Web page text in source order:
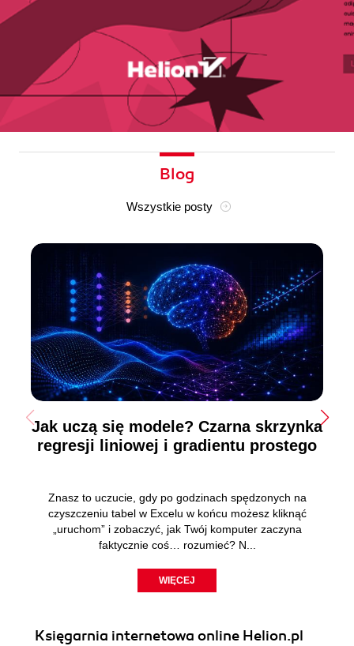
Blog
Wszystkie posty
Jak uczą się modele? Czarna skrzynka
regresji liniowej i gradientu prostego
Znasz to uczucie, gdy po godzinach spędzonych na
czyszczeniu tabel w Excelu w końcu możesz kliknąć
„uruchom” i zobaczyć, jak Twój komputer zaczyna
faktycznie coś… rozumieć? N...
WIĘCEJ
Księgarnia internetowa online Helion.pl